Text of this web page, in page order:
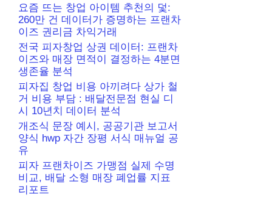
요즘 뜨는 창업 아이템 추천의 덫:
260만 건 데이터가 증명하는 프랜차
이즈 권리금 차익거래
전국 피자창업 상권 데이터: 프랜차
이즈와 매장 면적이 결정하는 4분면
생존율 분석
피자집 창업 비용 아끼려다 상가 철
거 비용 부담 : 배달전문점 현실 디
시 10년치 데이터 분석
개조식 문장 예시, 공공기관 보고서
양식 hwp 자간 장평 서식 매뉴얼 공
유
피자 프랜차이즈 가맹점 실제 수명
비교, 배달 소형 매장 폐업률 지표
리포트